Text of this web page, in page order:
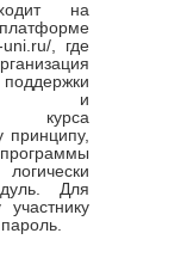
на
платформе
, где
и
курса
принципу,
Для